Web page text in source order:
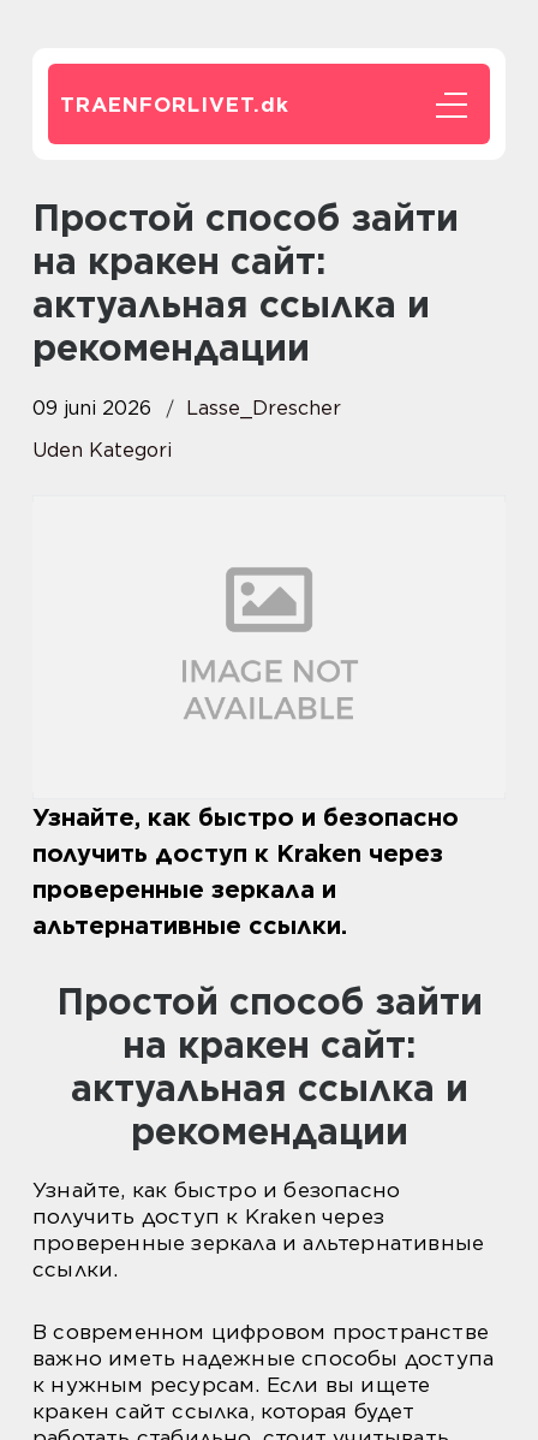
TRAENFORLIVET.dk
Простой способ зайти
на кракен сайт:
актуальная ссылка и
рекомендации
09 juni 2026
Lasse_Drescher
Uden Kategori
Узнайте, как быстро и безопасно
получить доступ к Kraken через
проверенные зеркала и
альтернативные ссылки.
Простой способ зайти
на кракен сайт:
актуальная ссылка и
рекомендации
Узнайте, как быстро и безопасно
получить доступ к Kraken через
проверенные зеркала и альтернативные
ссылки.
В современном цифровом пространстве
важно иметь надежные способы доступа
к нужным ресурсам. Если вы ищете
кракен сайт ссылка, которая будет